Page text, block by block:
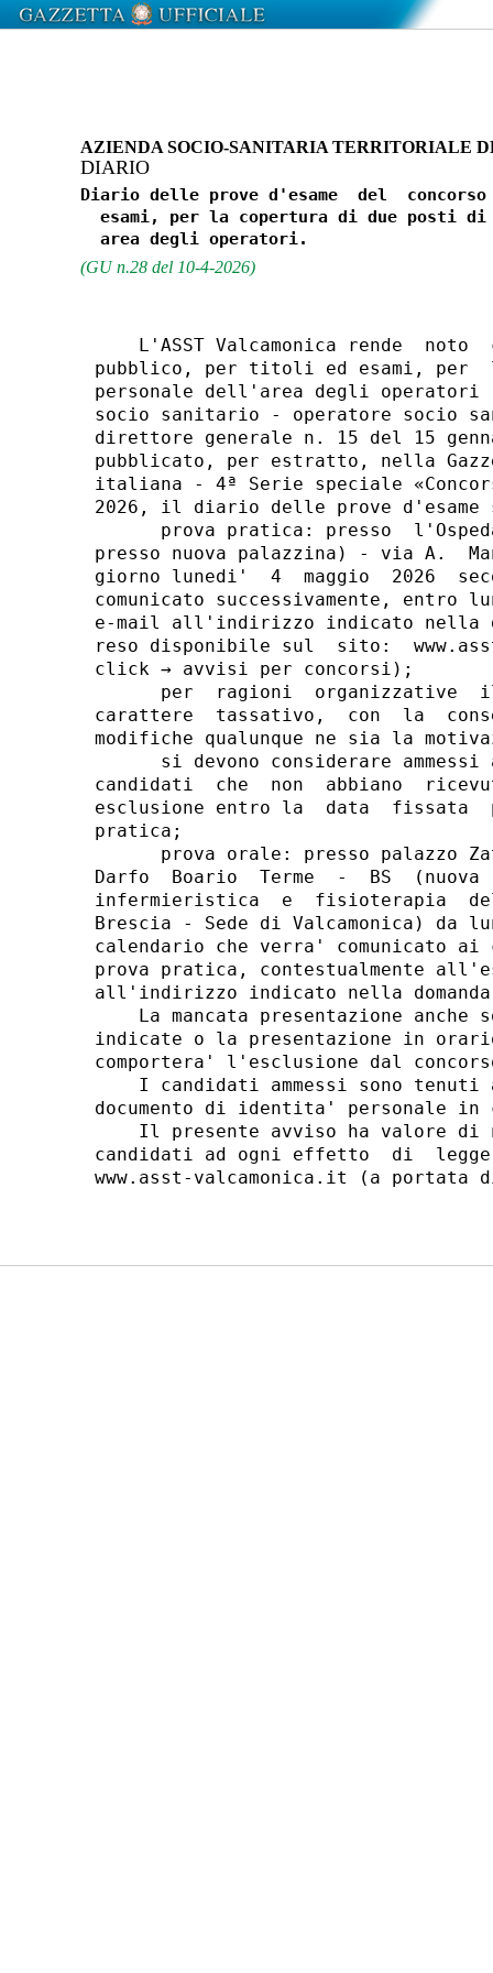
AZIENDA SOCIO-SANITARIA TERRITORIALE
DIARIO
Diario delle prove d'esame  del
esami, per la copertura di due posti
(GU n.28 del 10-4-2026)
L'ASST Valcamonica rende  noto
pubblico, per titoli ed esami, per
personale dell'area degli
socio sanitario - operatore socio
direttore generale n. 15 del 15
pubblicato, per estratto, nella
italiana - 4ª Serie speciale
2026, il diario delle prove
prova pratica: presso
presso nuova palazzina) - via A.
giorno lunedi'  4  maggio  2026
comunicato successivamente,
e-mail all'indirizzo indicato nella
reso disponibile sul  sito:
click → avvisi per concorsi);
per  ragioni  organizzative
carattere  tassativo,  con  la
modifiche qualunque ne sia la
si devono considerare ammessi
candidati  che  non  abbiano
esclusione entro la  data  fissata
pratica;
prova orale: presso palazzo
Darfo  Boario  Terme  -  BS
infermieristica  e  fisioterapia
Brescia - Sede di Valcamonica) da
calendario che verra' comunicato ai
prova pratica, contestualmente
all'indirizzo indicato nella
La mancata presentazione anche
indicate o la presentazione in
comportera' l'esclusione dal
I candidati ammessi sono tenuti
documento di identita' personale
Il presente avviso ha valore di
candidati ad ogni effetto  di
www.asst-valcamonica.it (a